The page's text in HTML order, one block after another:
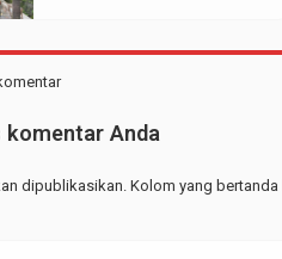
Anda
dipublikasikan. Kolom yang